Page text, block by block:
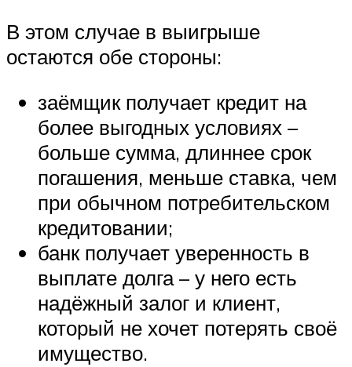
В этом случае в выигрыше
остаются обе стороны:
заёмщик получает кредит на
более выгодных условиях –
больше сумма, длиннее срок
погашения, меньше ставка, чем
при обычном потребительском
кредитовании;
банк получает уверенность в
выплате долга – у него есть
надёжный залог и клиент,
который не хочет потерять своё
имущество.